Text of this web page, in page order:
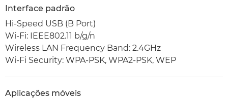
Interface padrão
Hi-Speed USB (B Port)
Wi-Fi: IEEE802.11 b/g/n
Wireless LAN Frequency Band: 2.4GHz
Wi-Fi Security: WPA-PSK, WPA2-PSK, WEP
Aplicações móveis